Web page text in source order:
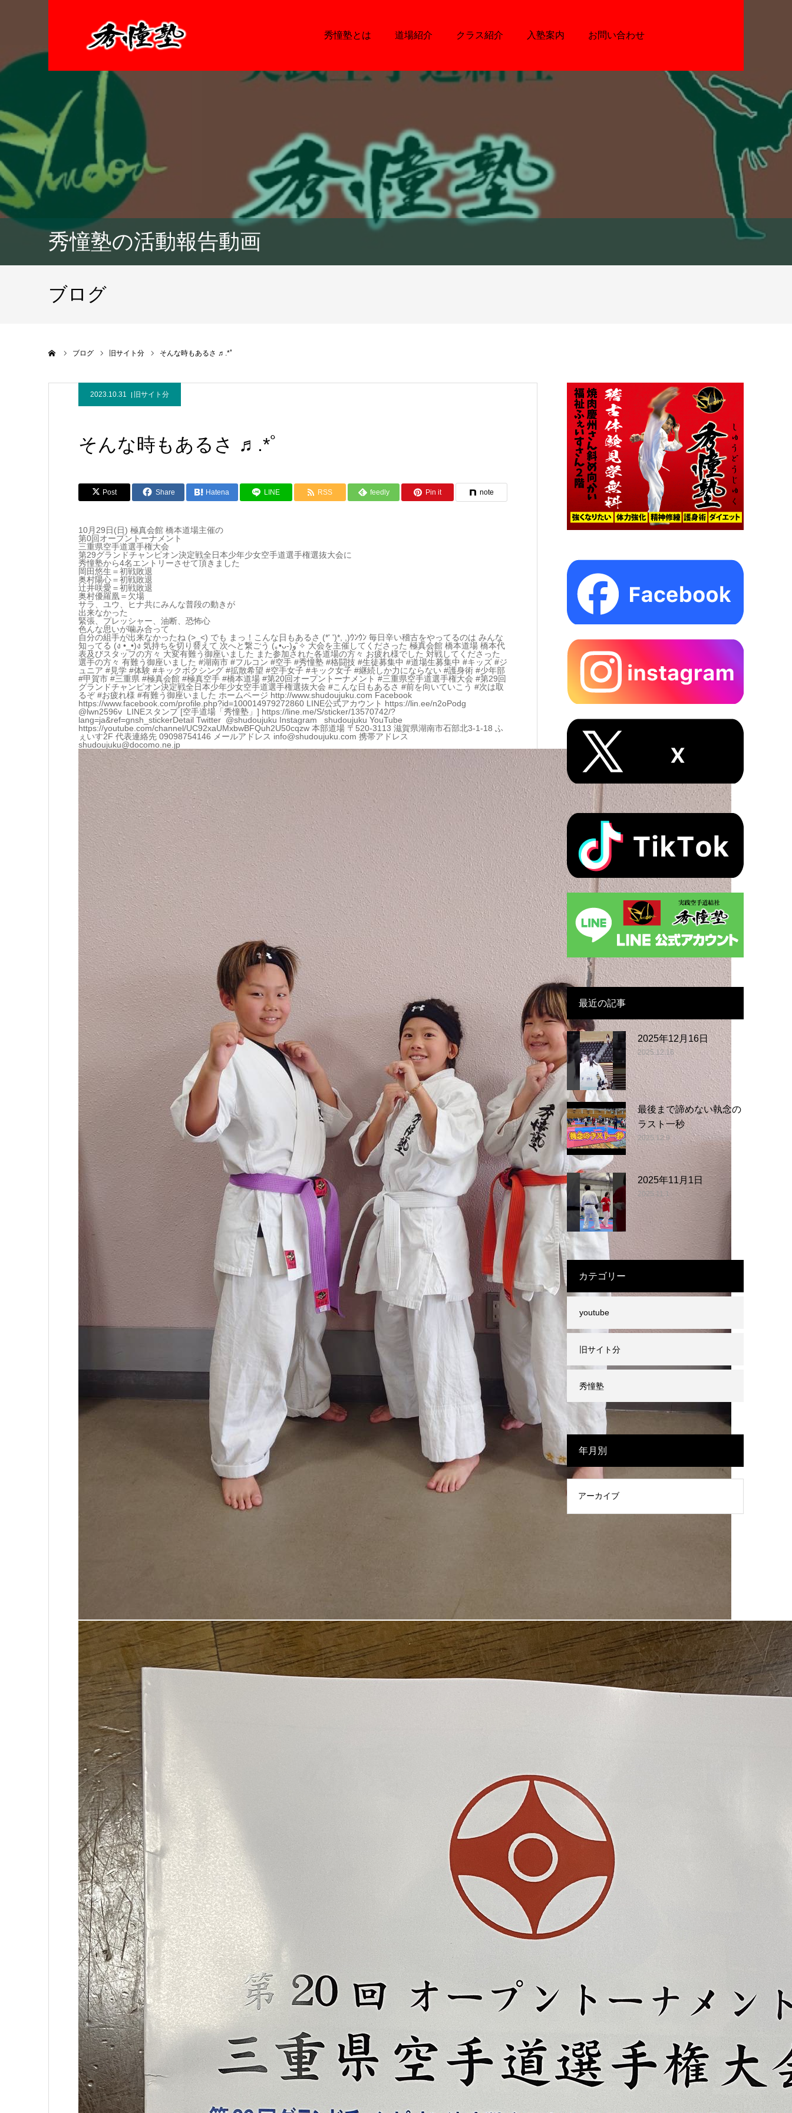
秀憧塾とは 道場紹介 クラス紹介 入塾案内 お問い合わせ
秀憧塾の活動報告動画
ブログ
ブログ 旧サイト分 そんな時もあるさ ♬.*ﾟ
2023.10.31 旧サイト分
そんな時もあるさ ♬.*ﾟ
Post Share Hatena LINE RSS feedly Pin it note
10月29日(日) 極真会館 橋本道場主催の
第0回オープントーナメント
三重県空手道選手権大会
第29グランドチャンピオン決定戦全日本少年少女空手道選手権選抜大会に
秀憧塾から4名エントリーさせて頂きました
岡田悠生＝初戦敗退
奥村陽心＝初戦敗退
辻井咲愛＝初戦敗退
奥村優羅凰＝欠場
サラ、ユウ、ヒナ共にみんな普段の動きが
出来なかった
緊張、プレッシャー、油断、恐怖心
色んな思いが噛み合って
自分の組手が出来なかったね (>_<) でも まっ！こんな日もあるさ (*' ')*, ,)ｳﾝｳﾝ 毎日辛い稽古をやってるのは みんな
知ってる (ง •̀_•́)ง 気持ちを切り替えて 次へと繋ごう (｡•̀ᴗ-)و ̑̑✧ 大会を主催してくださった 極真会館 橋本道場 橋本代
表及びスタッフの方々 大変有難う御座いました また参加された各道場の方々 お疲れ様でした 対戦してくださった
選手の方々 有難う御座いました #湖南市 #フルコン #空手 #秀憧塾 #格闘技 #生徒募集中 #道場生募集中 #キッズ #ジ
ュニア #見学 #体験 #キックボクシング #拡散希望 #空手女子 #キック女子 #継続しか力にならない #護身術 #少年部
#甲賀市 #三重県 #極真会館 #極真空手 #橋本道場 #第20回オープントーナメント #三重県空手道選手権大会 #第29回
グランドチャンピオン決定戦全日本少年少女空手道選手権選抜大会 #こんな日もあるさ #前を向いていこう #次は取
るぞ #お疲れ様 #有難う御座いました ホームページ http://www.shudoujuku.com Facebook
https://www.facebook.com/profile.php?id=100014979272860 LINE公式アカウント https://lin.ee/n2oPodg
@lwn2596v LINEスタンプ [空手道場「秀憧塾」] https://line.me/S/sticker/13570742/?
lang=ja&ref=gnsh_stickerDetail Twitter @shudoujuku Instagram shudoujuku YouTube
https://youtube.com/channel/UC92xaUMxbwBFQuh2U50cqzw 本部道場 〒520-3113 滋賀県湖南市石部北3-1-18 ふ
ぇいす2F 代表連絡先 09098754146 メールアドレス info@shudoujuku.com 携帯アドレス
shudoujuku@docomo.ne.jp
最近の記事
2025年12月16日
2025.12.16
最後まで諦めない執念の
ラスト一秒
2025.12.9
2025年11月1日
2025.11.1
カテゴリー
youtube
旧サイト分
秀憧塾
年月別